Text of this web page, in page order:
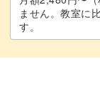
ません。教室に
す。